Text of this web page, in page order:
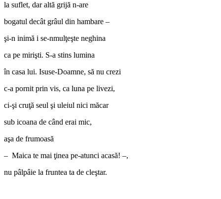
la suflet, dar altă grijă n-are
bogatul decât grâul din hambare –
şi-n inimă i se-nmulţeşte neghina
ca pe mirişti. S-a stins lumina
în casa lui. Isuse-Doamne, să nu crezi
c-a pornit prin vis, ca luna pe livezi,
ci-şi cruţă seul şi uleiul nici măcar
sub icoana de când erai mic,
aşa de frumoasă
– Maica te mai ţinea pe-atunci acasă! –,
nu pâlpâie la fruntea ta de cleştar.